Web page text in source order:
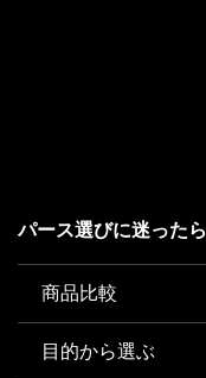
パース選びに迷ったら
商品比較
目的から選ぶ